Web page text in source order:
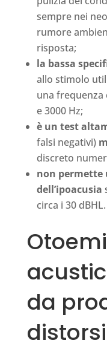
sempre nei
rumore
risposta;
la bassa
allo stimolo
una frequenza
e 3000 Hz;
è un test
falsi negativi)
discreto
non permette
dell’ipoacusia
circa i 30 dBHL.
da